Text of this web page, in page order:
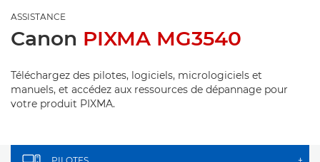
ASSISTANCE
Canon PIXMA MG3540
Téléchargez des pilotes, logiciels, micrologiciels et
manuels, et accédez aux ressources de dépannage pour
votre produit PIXMA.